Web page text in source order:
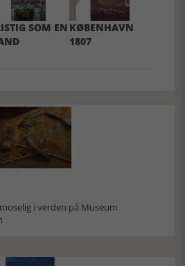
SOM EN KØBENHAVN
1807
i verden på Museum